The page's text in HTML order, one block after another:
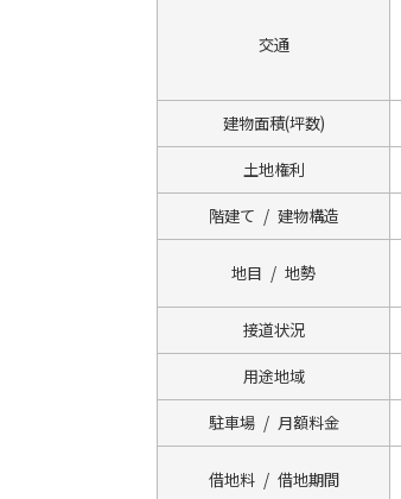
交通
建物面積(坪数)
土地権利
階建て / 建物構造
地目 / 地勢
接道状況
用途地域
駐車場 / 月額料金
借地料 / 借地期間